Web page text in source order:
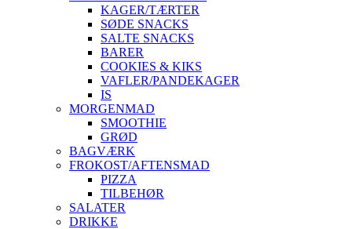
KAGER/TÆRTER
SØDE SNACKS
SALTE SNACKS
BARER
COOKIES & KIKS
VAFLER/PANDEKAGER
IS
MORGENMAD
SMOOTHIE
GRØD
BAGVÆRK
FROKOST/AFTENSMAD
PIZZA
TILBEHØR
SALATER
DRIKKE